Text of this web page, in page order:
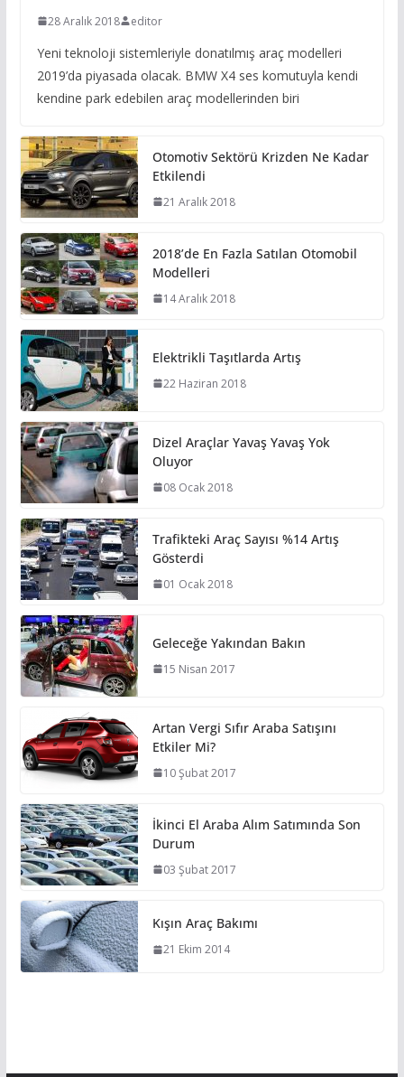
28 Aralık 2018 editor
Yeni teknoloji sistemleriyle donatılmış araç modelleri
2019’da piyasada olacak. BMW X4 ses komutuyla kendi
kendine park edebilen araç modellerinden biri
Otomotiv Sektörü Krizden Ne Kadar
Etkilendi
21 Aralık 2018
2018’de En Fazla Satılan Otomobil
Modelleri
14 Aralık 2018
Elektrikli Taşıtlarda Artış
22 Haziran 2018
Dizel Araçlar Yavaş Yavaş Yok
Oluyor
08 Ocak 2018
Trafikteki Araç Sayısı %14 Artış
Gösterdi
01 Ocak 2018
Geleceğe Yakından Bakın
15 Nisan 2017
Artan Vergi Sıfır Araba Satışını
Etkiler Mi?
10 Şubat 2017
İkinci El Araba Alım Satımında Son
Durum
03 Şubat 2017
Kışın Araç Bakımı
21 Ekim 2014